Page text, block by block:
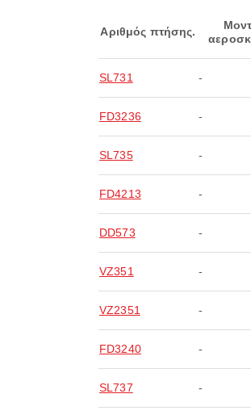
Αριθμός πτήσης.
SL731 -
FD3236 -
SL735 -
FD4213 -
DD573 -
VZ351 -
VZ2351 -
FD3240 -
SL737 -